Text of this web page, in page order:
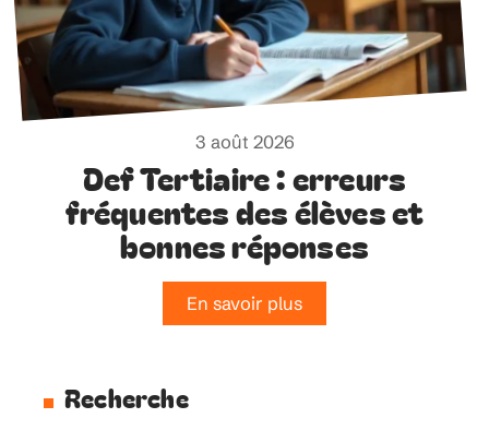
3 août 2026
Def Tertiaire : erreurs
fréquentes des élèves et
bonnes réponses
En savoir plus
Recherche